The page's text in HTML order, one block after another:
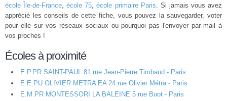
école Île-de-France,école 75,école primaire Paris. Si jamais vous avez
apprécié les conseils de cette fiche, vous pouvez la sauvegarder, voter
pour elle sur vos réseaux sociaux ou pourquoi pas l'envoyer par mail à
vos proches !
Écoles à proximité
E.P.PR SAINT-PAUL 81 rue Jean-Pierre Timbaud - Paris
E.E.PU OLIVIER METRA EA 24 rue Olivier Métra - Paris
E.M.PR MONTESSORI LA BALEINE 5 rue Buot - Paris